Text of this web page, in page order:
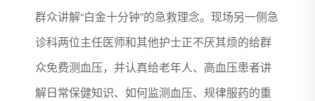
群众讲解“白金十分钟”的急救理念。现场另一侧急
诊科两位主任医师和其他护士正不厌其烦的给群
众免费测血压，并认真给老年人、高血压患者讲
解日常保健知识、如何监测血压、规律服药的重